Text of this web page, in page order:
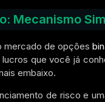
Mecanismo
mercado de opções
que você já
embaixo.
de risco e